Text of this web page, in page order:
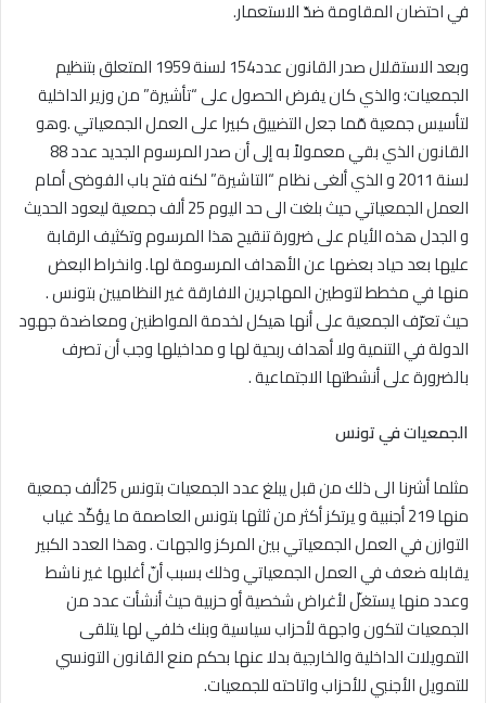
في احتضان المقاومة ضدّ الاستعمار.
وبعد الاستقلال صدر القانون عدد154 لسنة 1959 المتعلق بتنظيم
الجمعيات؛ والذي كان يفرض الحصول على “تأشيرة” من وزير الداخلية
لتأسيس جمعية مّما جعل التضييق كبيرا على العمل الجمعياتي .وهو
القانون الذي بقي معمولاً به إلى أن صدر المرسوم الجديد عدد 88
لسنة 2011 و الذي ألغى نظام “التاشيرة” لكنه فتح باب الفوضى أمام
العمل الجمعياتي حيث بلغت الى حد اليوم 25 ألف جمعية ليعود الحديث
و الجدل هذه الأيام على ضرورة تنقيح هذا المرسوم وتكثيف الرقابة
عليها بعد حياد بعضها عن الأهداف المرسومة لها. وانخراط البعض
منها في مخطط لتوطين المهاجرين الافارقة غير النظاميين بتونس .
حيث تعرّف الجمعية على أنها هيكل لخدمة المواطنين ومعاضدة جهود
الدولة في التنمية ولا أهداف ربحية لها و مداخيلها وجب أن تصرف
بالضرورة على أنشطتها الاجتماعية .
الجمعيات في تونس
مثلما أشرنا الى ذلك من قبل يبلغ عدد الجمعيات بتونس 25ألف جمعية
منها 219 أجنبية و يرتكز أكثر من ثلثها بتونس العاصمة ما يؤكّد غياب
التوازن في العمل الجمعياتي بين المركز والجهات . وهذا العدد الكبير
يقابله ضعف في العمل الجمعياتي وذلك بسبب أنّ أغلبها غير ناشط
وعدد منها يستغلّ لأغراض شخصية أو حزبية حيث أنشأت عدد من
الجمعيات لتكون واجهة لأحزاب سياسية وبنك خلفي لها يتلقى
التمويلات الداخلية والخارجية بدلا عنها بحكم منع القانون التونسي
للتمويل الأجنبي للأحزاب واتاحته للجمعيات.